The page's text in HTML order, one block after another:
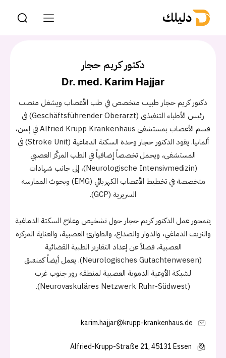
دليلك
دكتور كريم حجار
Dr. med. Karim Hajjar
دكتور كريم حجار طبيب متخصص في طب الأعصاب ويشغل منصب
رئيس الأطباء التنفيذي (Geschäftsführender Oberarzt) في
قسم الأعصاب بمستشفى Alfried Krupp Krankenhaus في إسن،
ألمانيا. يقود الدكتور حجار وحدة السكتة الدماغية (Stroke Unit) في
المستشفى، ويحمل تخصصاً إضافياً في الطب المركّز العصبي
(Neurologische Intensivmedizin)، إلى جانب شهادات
متخصصة في تخطيط الأعصاب الكهربائي (EMG) وبحوث الممارسة
السريرية (GCP).
يتمحور عمل الدكتور كريم حجار حول تشخيص وعلاج السكتة الدماغية
والنزيف الدماغي، والدوار والصداع، والطوارئ العصبية، والعناية المركزة
العصبية، فضلاً عن إعداد التقارير الطبية القضائية
(Neurologisches Gutachtenwesen). يعمل أيضاً كمنسّق
لشبكة الأوعية الدموية العصبية لمنطقة رور جنوب غرب
(Neurovaskuläres Netzwerk Ruhr-Südwest).
karim.hajjar@krupp-krankenhaus.de
Alfried-Krupp-Straße 21, 45131 Essen